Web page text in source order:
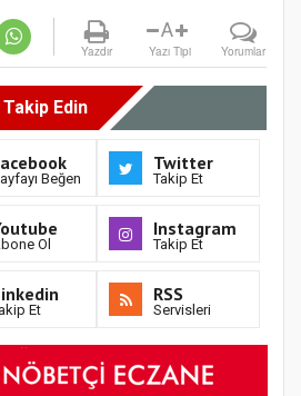
Yazdır
A
Yazı Tipi Yorumlar
Edin
Beğen
Twitter
Takip Et
Ol
Instagram
Takip Et
Et
RSS
Servisleri